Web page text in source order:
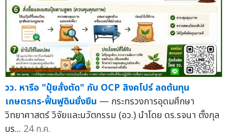
วว. หารือ "ปุ๋ยสั่งตัด" กับ OCP สิงคโปร์ ลดต้นทุน
เกษตรกร-ฟื้นฟูดินยั่งยืน — กระทรวงการอุดมศึกษา
วิทยาศาสตร์ วิจัยและนวัตกรรม (อว.) นำโดย ดร.รจนา ตั้งกุล
บร... 24 ก.ค.